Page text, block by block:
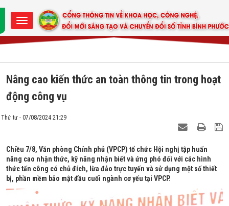
Nâng cao kiến thức an toàn thông tin trong hoạt
động công vụ
Thứ tư - 07/08/2024 21:29
Chiều 7/8, Văn phòng Chính phủ (VPCP) tổ chức Hội nghị tập huấn
nâng cao nhận thức, kỹ năng nhận biết và ứng phó đối với các hình
thức tấn công có chủ đích, lừa đảo trực tuyến và sử dụng một số thiết
bị, phần mềm bảo mật đầu cuối ngành cơ yếu tại VPCP.